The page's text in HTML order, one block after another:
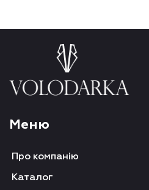
Меню
Про компанію
Каталог